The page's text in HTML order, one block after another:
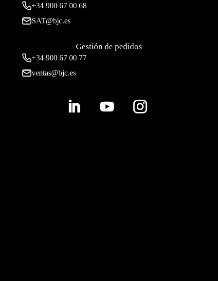
+34 900 67 00 68
SAT@bjc.es
Gestión de pedidos
+34 900 67 00 77
ventas@bjc.es